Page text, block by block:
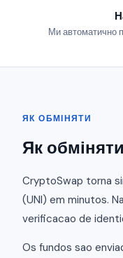
Ми автоматично
ЯК ОБМІНЯТИ
Як
CryptoSwap torna
(UNI) em minutos.
verificacao de
Os fundos sao